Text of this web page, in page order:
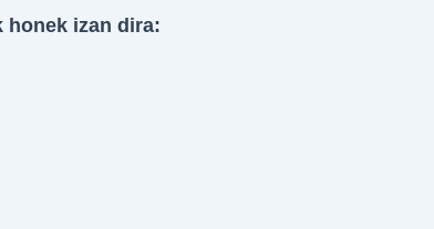
honek izan dira: